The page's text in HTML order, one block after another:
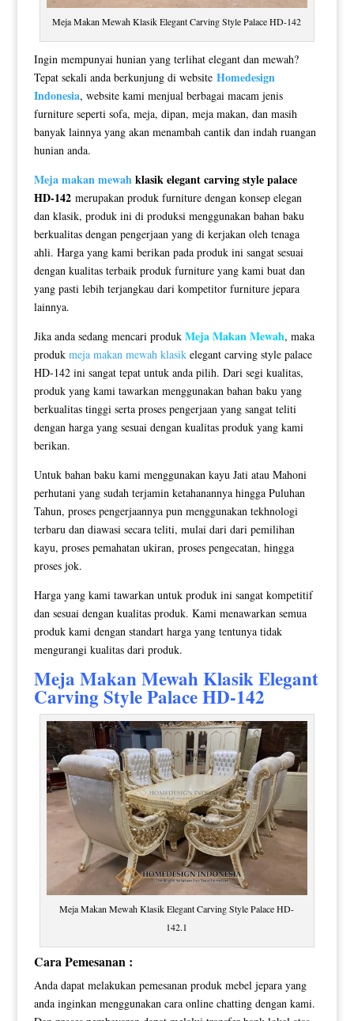
Meja Makan Mewah Klasik Elegant Carving Style Palace HD-142
Ingin mempunyai hunian yang terlihat elegant dan mewah?
Tepat sekali anda berkunjung di website Homedesign
Indonesia, website kami menjual berbagai macam jenis
furniture seperti sofa, meja, dipan, meja makan, dan masih
banyak lainnya yang akan menambah cantik dan indah ruangan
hunian anda.
Meja makan mewahklasik elegant carving style palace
HD-142merupakan produk furniture dengan konsep elegan
dan klasik, produk ini di produksi menggunakan bahan baku
berkualitas dengan pengerjaan yang di kerjakan oleh tenaga
ahli. Harga yang kami berikan pada produk ini sangat sesuai
dengan kualitas terbaik produk furniture yang kami buat dan
yang pasti lebih terjangkau dari kompetitor furniture jepara
lainnya.
Jika anda sedang mencari produk Meja Makan Mewah, maka
produk meja makan mewah klasikelegant carving style palace
HD-142 ini sangat tepat untuk anda pilih. Dari segi kualitas,
produk yang kami tawarkan menggunakan bahan baku yang
berkualitas tinggi serta proses pengerjaan yang sangat teliti
dengan harga yang sesuai dengan kualitas produk yang kami
berikan.
Untuk bahan baku kami menggunakan kayu Jati atau Mahoni
perhutani yang sudah terjamin ketahanannya hingga Puluhan
Tahun, proses pengerjaannya pun menggunakan tekhnologi
terbaru dan diawasi secara teliti, mulai dari dari pemilihan
kayu, proses pemahatan ukiran, proses pengecatan, hingga
proses jok.
Harga yang kami tawarkan untuk produk ini sangat kompetitif
dan sesuai dengan kualitas produk. Kami menawarkan semua
produk kami dengan standart harga yang tentunya tidak
mengurangi kualitas dari produk.
Meja Makan MewahKlasik Elegant
Carving Style Palace HD-142
Meja Makan Mewah Klasik Elegant Carving Style Palace HD-
142.1
Cara Pemesanan :
Anda dapat melakukan pemesanan produk mebel jepara yang
anda inginkan menggunakan cara online chatting dengan kami.